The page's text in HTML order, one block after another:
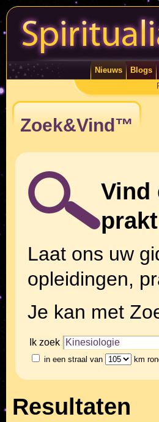
Nieuws Blogs
Zoek&Vind™
Vind
Laat ons uw
opleidingen,
Je kan met
Ik zoek
in een straal van km
Resultaten